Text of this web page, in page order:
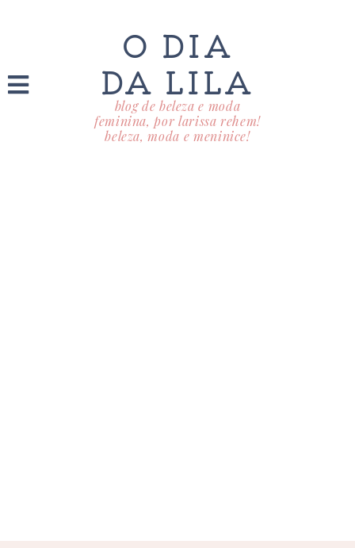
O DIA
DA LILA
blog de beleza e moda
feminina, por larissa rehem!
beleza, moda e meninice!